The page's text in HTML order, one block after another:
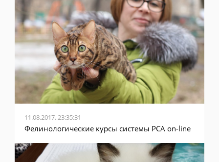
11.08.2017, 23:35:31
Фелинологические курсы системы PCA on-line